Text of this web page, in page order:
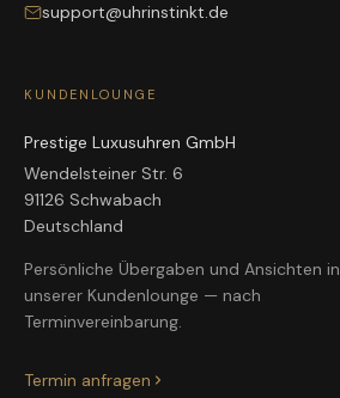
support@uhrinstinkt.de
KUNDENLOUNGE
Prestige Luxusuhren GmbH
Wendelsteiner Str. 6
91126 Schwabach
Deutschland
Persönliche Übergaben und Ansichten in
unserer Kundenlounge — nach
Terminvereinbarung.
Termin anfragen